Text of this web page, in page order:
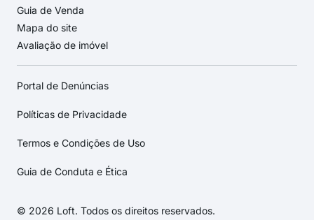
Guia de Venda
Mapa do site
Avaliação de imóvel
Portal de Denúncias
Políticas de Privacidade
Termos e Condições de Uso
Guia de Conduta e Ética
© 2026 Loft. Todos os direitos reservados.